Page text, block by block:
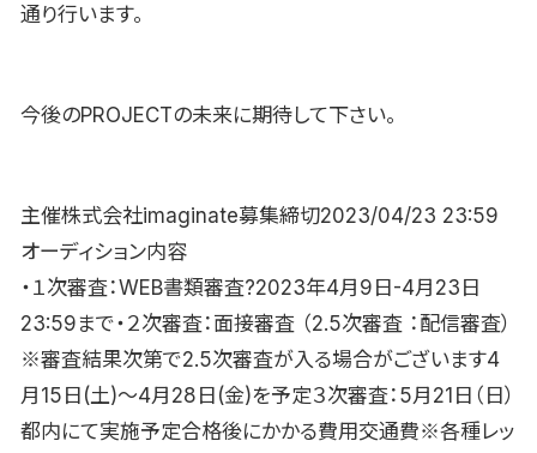
通り行います。
今後のPROJECTの未来に期待して下さい。
主催株式会社imaginate募集締切2023/04/23 23:59
オーディション内容
・１次審査：WEB書類審査?2023年4月9日-4月23日
23:59まで・２次審査：面接審査 （2.5次審査 ：配信審査）
※審査結果次第で2.5次審査が入る場合がございます4
月15日(土)〜4月28日(金)を予定３次審査：5月21日（日）
都内にて実施予定合格後にかかる費用交通費※各種レッ